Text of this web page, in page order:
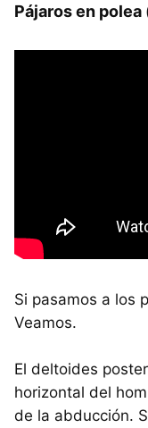
Pájaros en polea
Si pasamos a los
Veamos.
El deltoides
horizontal del
de la abducción.